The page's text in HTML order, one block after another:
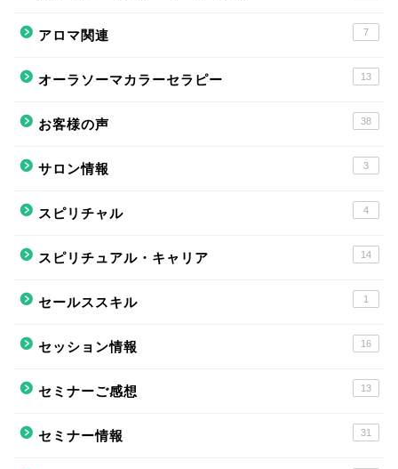
アロマ関連 7
オーラソーマカラーセラピー 13
お客様の声 38
サロン情報 3
スピリチャル 4
スピリチュアル・キャリア 14
セールススキル 1
セッション情報 16
セミナーご感想 13
セミナー情報 31